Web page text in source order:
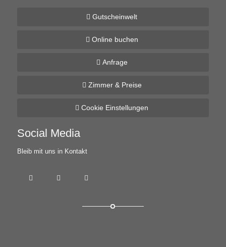
Gutscheinwelt
Online buchen
Anfrage
Zimmer & Preise
Cookie Einstellungen
Social Media
Bleib mit uns in Kontakt